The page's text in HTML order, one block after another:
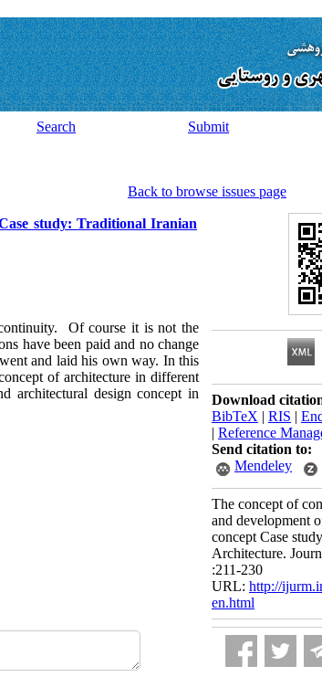
Search Submit
Back to browse issues page
study: Traditional Iranian
Of course it is not the
have been paid and no change
and laid his own way. In this
of architecture in different
architectural design concept in
Download
BibTeX | RIS |
| Reference
Send citation to:
Mendeley
The concept of
and development
concept Case
Architecture.
:211-230
URL: http://
en.html